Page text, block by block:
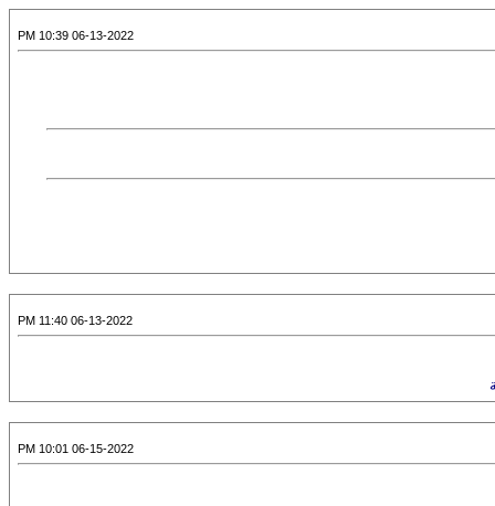
06-13-2022 10:39 PM
06-13-2022 11:40 PM
06-15-2022 10:01 PM